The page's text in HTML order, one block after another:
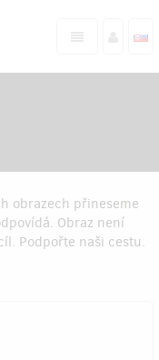
obrazech přineseme
Obraz není
Podpořte naši cestu.